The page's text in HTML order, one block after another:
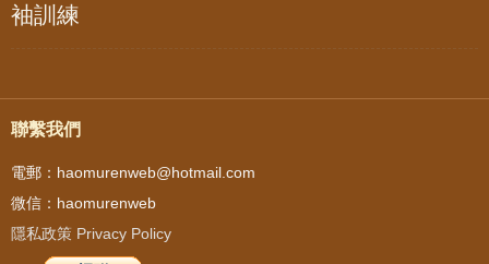
袖訓練
聯繫我們
電郵：haomurenweb@hotmail.com
微信：haomurenweb
隱私政策 Privacy Policy